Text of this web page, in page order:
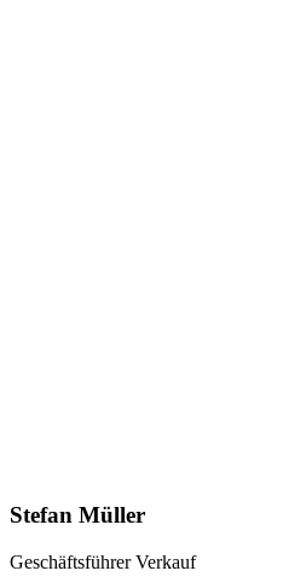
Stefan Müller
Geschäftsführer Verkauf